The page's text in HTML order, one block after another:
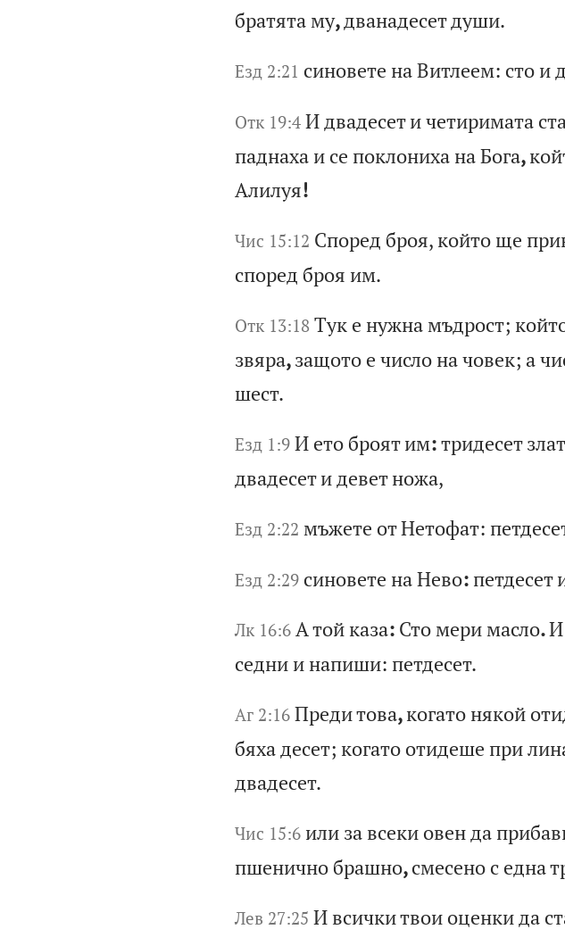
братятаму,дванадесетдуши.
Езд 2:21 синовете наВитлеем: стоид
Отк 19:4 Идвадесетичетиримата ст
паднаха и се поклониханаБога,ко
Алилуя!
Чис 15:12 Според броя,койтоще пр
според броя им.
Отк 13:18 Тук е нужна мъдрост; кой
звяра,защотое числоначовек; ач
шест.
Езд 1:9 И ето броятим:тридесетзла
двадесетидеветножа,
Езд 2:22 мъжете отНетофат: петдесе
Езд 2:29 синовете наНево: петдесет
Лк 16:6 Атой каза: Стомеримасло.И
седниинапиши: петдесет.
Аг 2:16 Предитова,когатонякойоти
бяхадесет; когато отидеше прили
двадесет.
Чис 15:6 или завсекиовендаприба
пшенично брашно,смесено с еднат
Лев 27:25 И всичкитвои оценкида ст